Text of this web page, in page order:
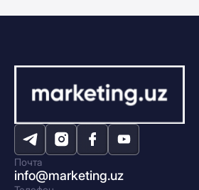
Почта
info@marketing.uz